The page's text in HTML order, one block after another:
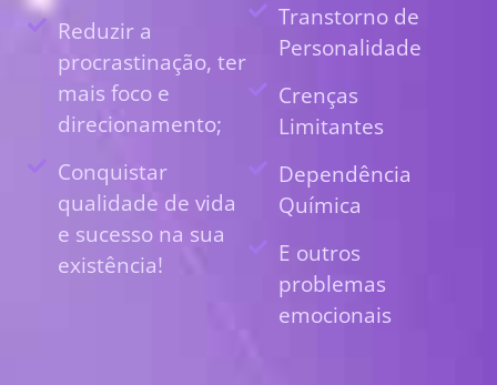
Reduzir a
procrastinação, ter
mais foco e
direcionamento;
Conquistar
qualidade de vida
e sucesso na sua
existência!
Transtorno de
Personalidade
Crenças
Limitantes
Dependência
Química
E outros
problemas
emocionais